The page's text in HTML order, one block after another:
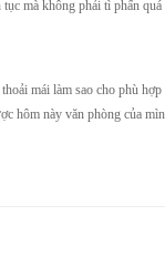
mà không phải tì phấn
mái làm sao cho phù
hôm này văn phòng của